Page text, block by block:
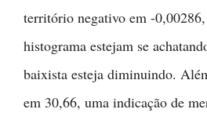
território negativo em -
histograma estejam se
baixista esteja diminuindo.
em 30,66, uma indicação de